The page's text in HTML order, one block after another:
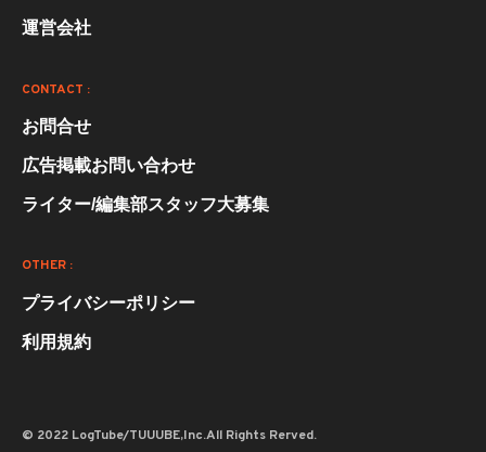
運営会社
CONTACT :
お問合せ
広告掲載お問い合わせ
ライター/編集部スタッフ大募集
OTHER :
プライバシーポリシー
利用規約
© 2022 LogTube/TUUUBE,Inc.All Rights Rerved.